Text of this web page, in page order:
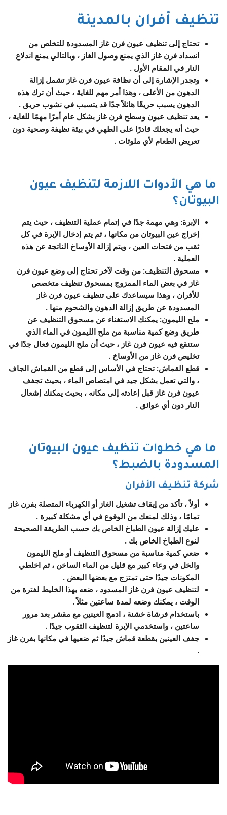
تنظيف أفران بالمدينة
تحتاج إلى تنظيف عيون فرن غاز المسدودة للتخلص من
انسداد فرن غاز الذي يمنع وصول الغاز ، وبالتالي يمنع اندلاع
النار في المقام الأول .
وتجدر الإشارة إلى أن نظافة عيون فرن غاز تشمل إزالة
الدهون من الأعلى ، وهذا أمر مهم للغاية ، حيث أن ترك هذه
الدهون يسبب حريقًا هائلاً جدًا قد يتسبب في نشوب حريق .
يعد تنظيف عيون وسطح فرن غاز بشكل عام أمرًا مهمًا للغاية ،
حيث أنه يجعلك قادرًا على الطهي في بيئة نظيفة وصحية دون
تعريض الطعام لأي ملوثات .
ما هي الأدوات اللازمة لتنظيف عيون
البيوتان؟
الإبرة: وهي مهمة جدًا في إتمام عملية التنظيف ، حيث يتم
إخراج عين البيوتان من مكانها ، ثم يتم إدخال الإبرة في كل
ثقب من فتحات العين ، ويتم إزالة الأوساخ الناتجة عن هذه
العملية .
مسحوق التنظيف: من وقت لآخر تحتاج إلى وضع عيون فرن
غاز في بعض الماء الممزوج بمسحوق تنظيف متخصص
للأفران ، وهذا سيساعدك على تنظيف عيون فرن غاز
المسدودة عن طريق إزالة الدهون والشحوم منها .
ملح الليمون: يمكنك الاستغناء عن مسحوق التنظيف عن
طريق وضع كمية مناسبة من ملح الليمون في الماء الذي
ستنقع فيه عيون فرن غاز ، حيث أن ملح الليمون فعال جدًا في
تخليص فرن غاز من الأوساخ .
قطع القماش: تحتاج في الأساس إلى قطع من القماش الجاف
، والتي تعمل بشكل جيد في امتصاص الماء ، بحيث تجفف
عيون فرن غاز قبل إعادته إلى مكانه ، بحيث يمكنك إشعال
النار دون أي عوائق .
ما هي خطوات تنظيف عيون البيوتان
المسدودة بالضبط؟
شركة تنظيف الأفران
أولاً ، تأكد من إيقاف تشغيل الغاز أو الكهرباء المتصلة بفرن غاز
تمامًا ، وذلك لمنعك من الوقوع في أي مشكلة كبيرة .
عليك إزالة عيون الطباخ الخاص بك حسب الطريقة الصحيحة
لنوع الطباخ الخاص بك .
ضعي كمية مناسبة من مسحوق التنظيف أو ملح الليمون
والخل في وعاء كبير مع قليل من الماء الساخن ، ثم اخلطي
المكونات جيدًا حتى تمتزج مع بعضها البعض .
لتنظيف عيون فرن غاز المسدود ، ضعه بهذا الخليط لفترة من
الوقت ، يمكنك وضعه لمدة ساعتين مثلاً .
باستخدام فرشاة خشنة ، ادمج العينين مع مقشر بعد مرور
ساعتين ، واستخدمي الإبرة لتنظيف الثقوب جيدًا .
جفف العينين بقطعة قماش جيدًا ثم ضعيها في مكانها بفرن غاز
.